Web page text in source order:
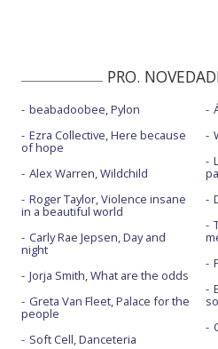
PRO.
beabadoobee, Pylon
Ezra Collective, Here because
of hope
Alex Warren, Wildchild
Roger Taylor, Violence insane
in a beautiful world
Carly Rae Jepsen, Day and
night
Jorja Smith, What are the odds
Greta Van Fleet, Palace for the
people
Soft Cell, Danceteria